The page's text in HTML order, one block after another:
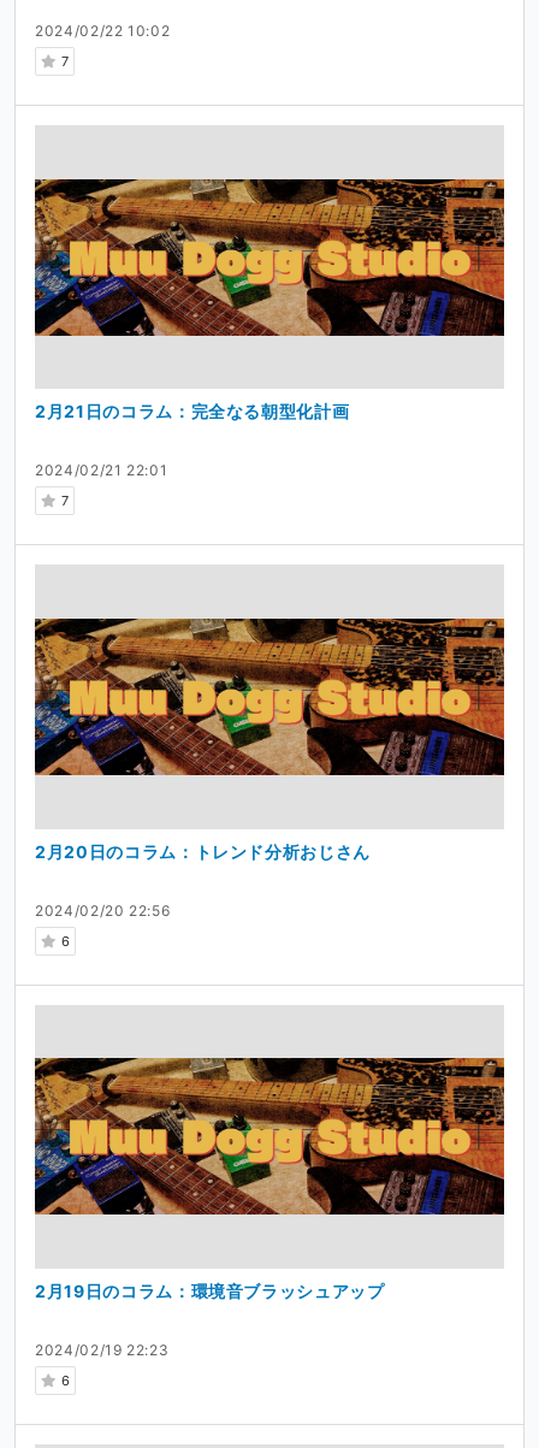
2024/02/22 10:02
7
2024/02/21 22:01
7
2月21日のコラム：完全なる朝型化計画
2024/02/20 22:56
6
2月20日のコラム：トレンド分析おじさん
2024/02/19 22:23
6
2月19日のコラム：環境音ブラッシュアップ